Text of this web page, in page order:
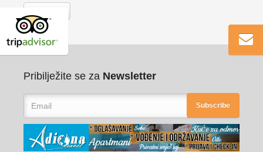
Pribilježite se za Newsletter
Subscribe